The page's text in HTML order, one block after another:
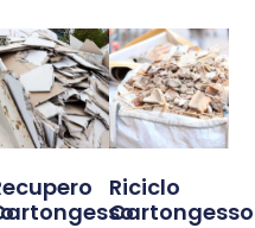
Riciclo
Cartongesso